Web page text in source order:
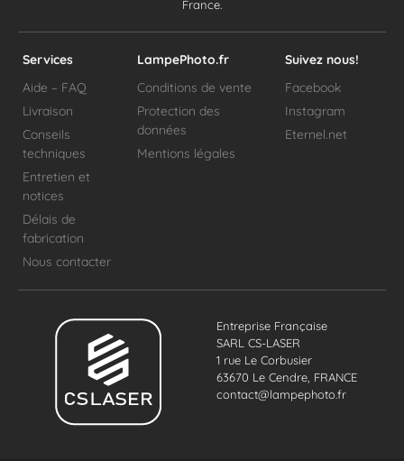
France.
Services
Aide – FAQ
Livraison
Conseils
techniques
Entretien et
notices
Délais de
fabrication
Nous contacter
LampePhoto.fr
Conditions de vente
Protection des
données
Mentions légales
Suivez nous!
Facebook
Instagram
Eternel.net
Entreprise Française
SARL CS-LASER
1 rue Le Corbusier
63670 Le Cendre, FRANCE
contact@lampephoto.fr